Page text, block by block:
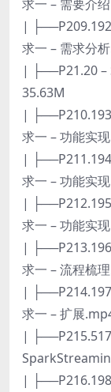
求一 – 需要介
|
求一 – 需求分
| ├──P21.20 –
35.63M
|
求一 – 功能实
|
求一 – 功能实
|
求一 – 功能实
|
求一 – 流程梳
|
求一 – 扩展
|
|